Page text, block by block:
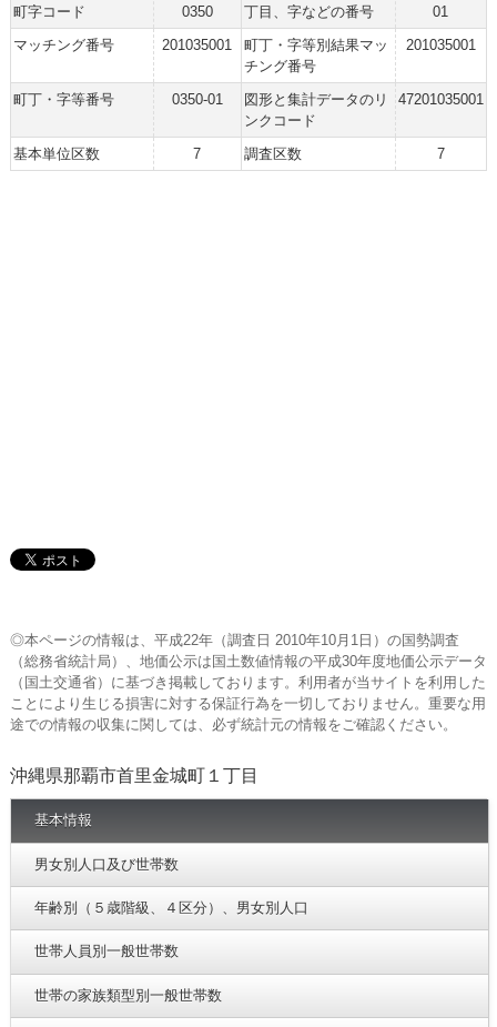
町字コード 0350 丁目、字などの番号
01
マッチング番号
201035001
町丁・字等別結果マッ
チング番号
201035001
町丁・字等番号 0350-01
図形と集計データのリ
ンクコード
47201035001
基本単位区数 7 調査区数 7
◎本ページの情報は、平成22年（調査日 2010年10月1日）の国勢調査
（総務省統計局）、地価公示は国土数値情報の平成30年度地価公示データ
（国土交通省）に基づき掲載しております。利用者が当サイトを利用した
ことにより生じる損害に対する保証行為を一切しておりません。重要な用
途での情報の収集に関しては、必ず統計元の情報をご確認ください。
沖縄県那覇市首里金城町１丁目
基本情報
男女別人口及び世帯数
年齢別（５歳階級、４区分）、男女別人口
世帯人員別一般世帯数
世帯の家族類型別一般世帯数